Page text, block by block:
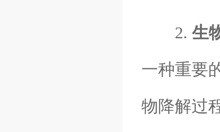
2. 生
一种重要
物降解过